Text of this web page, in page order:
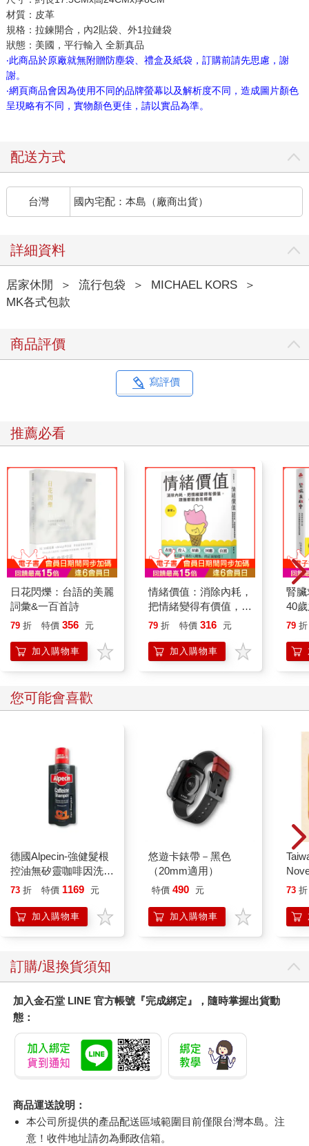
材質：皮革
規格：拉鍊開合，內2貼袋、外1拉鏈袋
狀態：美國，平行輸入 全新真品
‧此商品於原廠就無附贈防塵袋、禮盒及紙袋，訂購前請先思慮，謝
謝。
‧網頁商品會因為使用不同的品牌螢幕以及解析度不同，造成圖片顏色
呈現略有不同，實物顏色更佳，請以實品為準。
配送方式
台灣 國內宅配：本島（廠商出貨）
詳細資料
居家休閒 ＞ 流行包袋 ＞ MICHAEL KORS
＞
MK各式包款
商品評價
寫評價
推薦必看
日花閃爍：台語的美麗
詞彙&一百首詩
79 折 特價 356 元
加入購物車
情緒價值：消除內耗，
把情緒變得有價值，跟
誰都能自在相處
79 折 特價 316 元
加入購物車
腎
40
就
79 折
您可能會喜歡
德國Alpecin-強健髮根
控油無矽靈咖啡因洗髮
凝露375ml/瓶-C1強健
調理頭皮洗髮液/0矽靈
滋潤洗頭髮水/一般髮
73 折 特價 1169 元
加入購物車
悠遊卡錶帶－黑色
（20mm適用）
特價 490 元
加入購物車
73 折
訂購/退換貨須知
加入金石堂 LINE 官方帳號『完成綁定』，隨時掌握出貨動
態：
商品運送說明：
本公司所提供的產品配送區域範圍目前僅限台灣本島。注
意！收件地址請勿為郵政信箱。